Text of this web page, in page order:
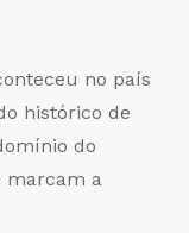
no país
histórico de
do
marcam a